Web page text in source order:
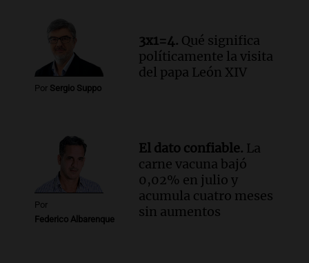
Por Sergio Suppo
3x1=4. Qué significa
políticamente la visita
del papa León XIV
Por
Federico Albarenque
El dato confiable. La
carne vacuna bajó
0,02% en julio y
acumula cuatro meses
sin aumentos